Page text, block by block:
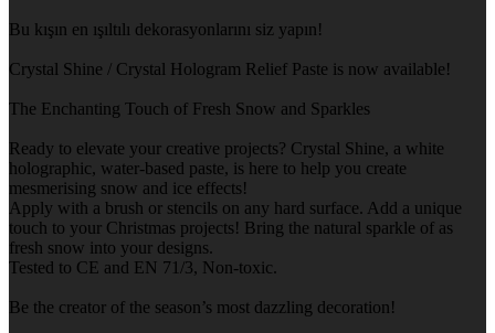
Bu kışın en ışıltılı dekorasyonlarını siz yapın!
Crystal Shine / Crystal Hologram Relief Paste is now available!
The Enchanting Touch of Fresh Snow and Sparkles
Ready to elevate your creative projects? Crystal Shine, a white
holographic, water-based paste, is here to help you create
mesmerising snow and ice effects!
Apply with a brush or stencils on any hard surface. Add a unique
touch to your Christmas projects! Bring the natural sparkle of as
fresh snow into your designs.
Tested to CE and EN 71/3, Non-toxic.
Be the creator of the season’s most dazzling decoration!